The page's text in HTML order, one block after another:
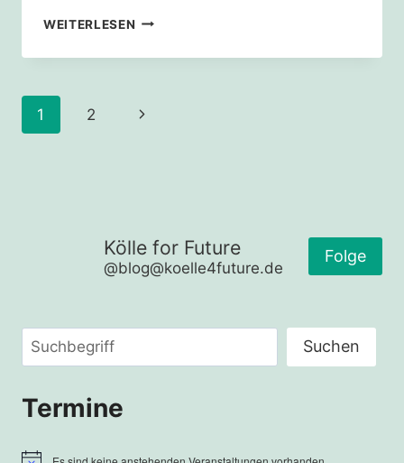
WEITERLESEN PARIS
BRUSSELS
UND
Seitennavigation
1 2
Nächste
Kölle for Future
@blog@koelle4future.de
Folge
Suchen Suchen
Termine